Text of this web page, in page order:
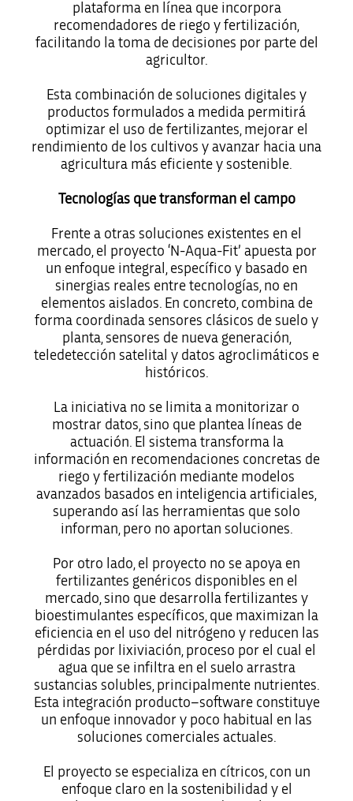
plataforma en línea que incorpora
recomendadores de riego y fertilización,
facilitando la toma de decisiones por parte del
agricultor.
Esta combinación de soluciones digitales y
productos formulados a medida permitirá
optimizar el uso de fertilizantes, mejorar el
rendimiento de los cultivos y avanzar hacia una
agricultura más eficiente y sostenible.
Tecnologías que transforman el campo
Frente a otras soluciones existentes en el
mercado, el proyecto ‘N-Aqua-Fit’ apuesta por
un enfoque integral, específico y basado en
sinergias reales entre tecnologías, no en
elementos aislados. En concreto, combina de
forma coordinada sensores clásicos de suelo y
planta, sensores de nueva generación,
teledetección satelital y datos agroclimáticos e
históricos.
La iniciativa no se limita a monitorizar o
mostrar datos, sino que plantea líneas de
actuación. El sistema transforma la
información en recomendaciones concretas de
riego y fertilización mediante modelos
avanzados basados en inteligencia artificiales,
superando así las herramientas que solo
informan, pero no aportan soluciones.
Por otro lado, el proyecto no se apoya en
fertilizantes genéricos disponibles en el
mercado, sino que desarrolla fertilizantes y
bioestimulantes específicos, que maximizan la
eficiencia en el uso del nitrógeno y reducen las
pérdidas por lixiviación, proceso por el cual el
agua que se infiltra en el suelo arrastra
sustancias solubles, principalmente nutrientes.
Esta integración producto–software constituye
un enfoque innovador y poco habitual en las
soluciones comerciales actuales.
El proyecto se especializa en cítricos, con un
enfoque claro en la sostenibilidad y el